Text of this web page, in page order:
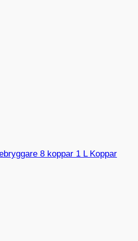
8 koppar 1 L Koppar